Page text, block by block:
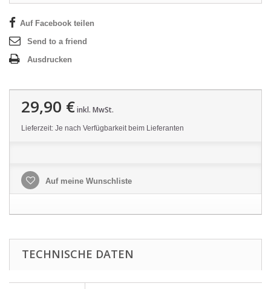
Auf Facebook teilen
Send to a friend
Ausdrucken
29,90 €inkl. MwSt.
Lieferzeit: Je nach Verfügbarkeit beim Lieferanten
Auf meine Wunschliste
TECHNISCHE DATEN